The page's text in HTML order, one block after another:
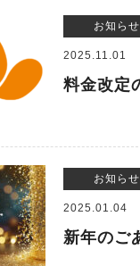
お知らせ
2025.11.01
料金改定
お知らせ
2025.01.04
新年のご